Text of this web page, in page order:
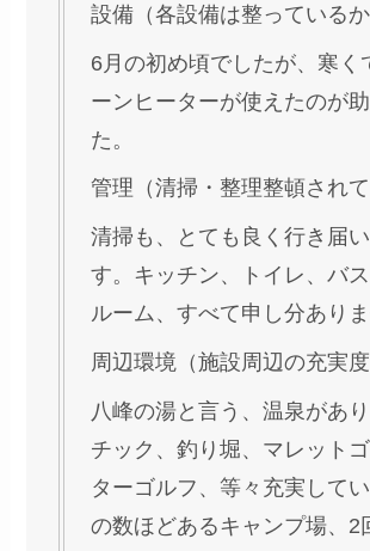
設備（各設備は整っているか
6月の初め頃でしたが、寒く
ーンヒーターが使えたのが
た。
管理（清掃・整理整頓されて
清掃も、とても良く行き届
す。キッチン、トイレ、バ
ルーム、すべて申し分ありま
周辺環境（施設周辺の充実度
八峰の湯と言う、温泉があ
チック、釣り堀、マレット
ターゴルフ、等々充実して
の数ほどあるキャンプ場、2